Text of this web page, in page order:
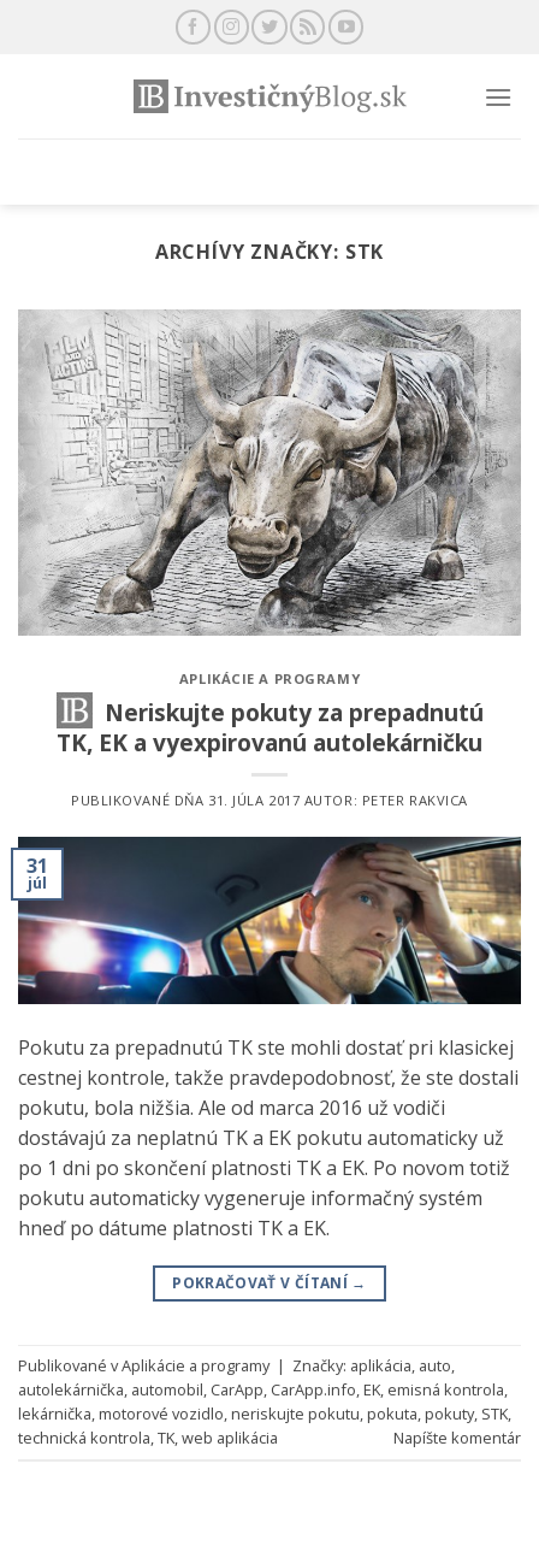
ARCHÍVY ZNAČKY: STK
APLIKÁCIE A PROGRAMY
Neriskujte pokuty za prepadnutú
TK, EK a vyexpirovanú autolekárničku
PUBLIKOVANÉ DŇA 31. JÚLA 2017 AUTOR: PETER RAKVICA
31
júl
Pokutu za prepadnutú TK ste mohli dostať pri klasickej
cestnej kontrole, takže pravdepodobnosť, že ste dostali
pokutu, bola nižšia. Ale od marca 2016 už vodiči
dostávajú za neplatnú TK a EK pokutu automaticky už
po 1 dni po skončení platnosti TK a EK. Po novom totiž
pokutu automaticky vygeneruje informačný systém
hneď po dátume platnosti TK a EK.
POKRAČOVAŤ V ČÍTANÍ →
Publikované vAplikácie a programy | Značky: aplikácia, auto,
autolekárnička, automobil, CarApp, CarApp.info,EK, emisná kontrola,
lekárnička,motorové vozidlo,neriskujte pokutu,pokuta,pokuty, STK,
technická kontrola,TK,web aplikácia Napíšte komentár